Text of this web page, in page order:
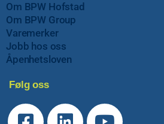
Om BPW Hofstad
Om BPW Group
Varemerker
Jobb hos oss
Åpenhetsloven
Følg oss